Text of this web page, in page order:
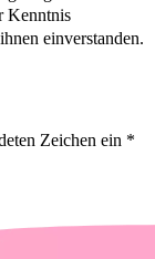
Kenntnis
einverstanden.
Zeichen ein *